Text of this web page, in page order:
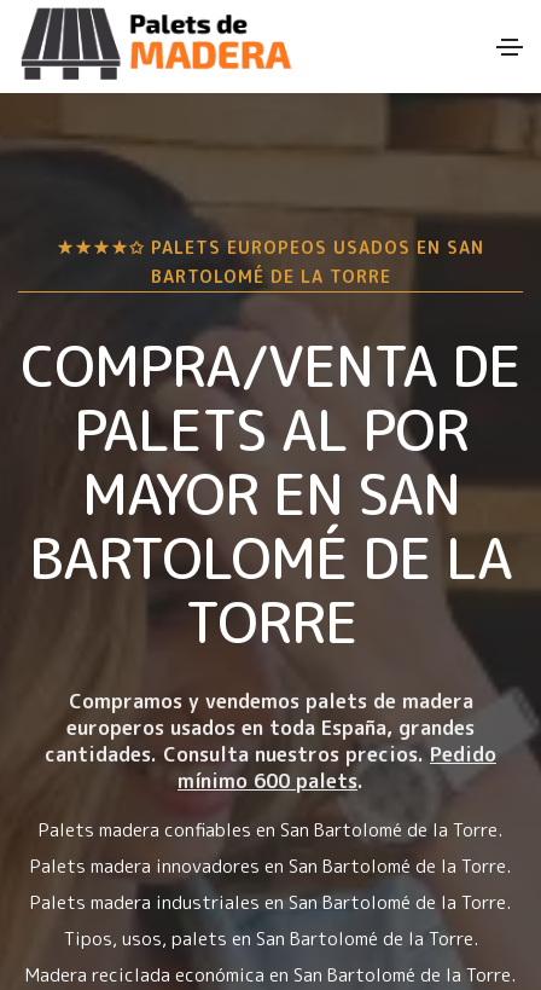
★★★★✩ PALETS EUROPEOS USADOS EN SAN
BARTOLOMÉ DE LA TORRE
COMPRA/VENTA DE
PALETS AL POR
MAYOR EN SAN
BARTOLOMÉ DE LA
TORRE
Compramos y vendemos palets de madera
europeros usados en toda España, grandes
cantidades. Consulta nuestros precios.Pedido
mínimo 600 palets.
Palets madera confiables en San Bartolomé de la Torre.
Palets madera innovadores en San Bartolomé de la Torre.
Palets madera industriales en San Bartolomé de la Torre.
Tipos, usos, palets en San Bartolomé de la Torre.
Madera reciclada económica en San Bartolomé de la Torre.